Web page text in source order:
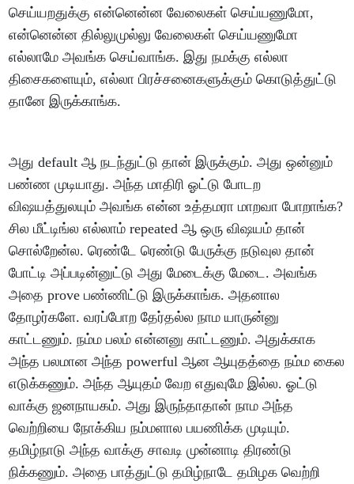
செய்யறதுக்கு என்னென்ன வேலைகள் செய்யணுமோ,
என்னென்ன தில்லுமுல்லு வேலைகள் செய்யணுமோ
எல்லாமே அவங்க செய்வாங்க. இது நமக்கு எல்லா
திசைகளையும், எல்லா பிரச்சனைகளுக்கும் கொடுத்துட்டு
தானே இருக்காங்க.
அது default ஆ நடந்துட்டு தான் இருக்கும். அது ஒன்னும்
பண்ண முடியாது. அந்த மாதிரி ஓட்டு போடற
விஷயத்துலயும் அவங்க என்ன உத்தமரா மாறவா போறாங்க?
சில மீட்டிங்ல எல்லாம் repeated ஆ ஒரு விஷயம் தான்
சொல்றேன்ல. ரெண்டே ரெண்டு பேருக்கு நடுவுல தான்
போட்டி அப்படின்னுட்டு அது மேடைக்கு மேடை. அவங்க
அதை prove பண்ணிட்டு இருக்காங்க. அதனால
தோழர்களே. வரப்போற தேர்தல்ல நாம யாருன்னு
காட்டணும். நம்ம பலம் என்னனு காட்டணும். அதுக்காக
அந்த பலமான அந்த powerful ஆன ஆயுதத்தை நம்ம கைல
எடுக்கணும். அந்த ஆயுதம் வேற எதுவுமே இல்ல. ஓட்டு
வாக்கு ஜனநாயகம். அது இருந்தாதான் நாம அந்த
வெற்றியை நோக்கிய நம்மளால பயணிக்க முடியும்.
தமிழ்நாடு அந்த வாக்கு சாவடி முன்னாடி திரண்டு
நிக்கணும். அதை பாத்துட்டு தமிழ்நாடே தமிழக வெற்றி